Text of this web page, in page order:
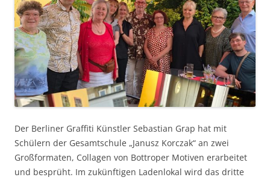
Der Berliner Graffiti Künstler Sebastian Grap hat mit
Schülern der Gesamtschule „Janusz Korczak“ an zwei
Großformaten, Collagen von Bottroper Motiven erarbeitet
und besprüht. Im zukünftigen Ladenlokal wird das dritte